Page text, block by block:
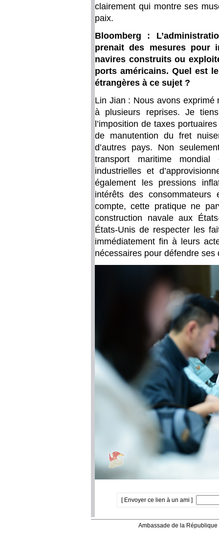
clairement qui montre ses
paix.
Bloomberg :
prenait des mesures pour
navires construits ou
ports américains. Quel est
étrangères à ce sujet ?
Lin Jian : Nous avons exprimé
à plusieurs reprises. Je
l’imposition de taxes
de manutention du fret
d’autres pays. Non
transport maritime
industrielles et
également les pressions
intérêts des
compte, cette pratique ne
construction navale aux
États-Unis de respecter les
immédiatement fin à leurs
nécessaires pour défendre
[ Envoyer ce lien à un ami ]
Ambassade de la